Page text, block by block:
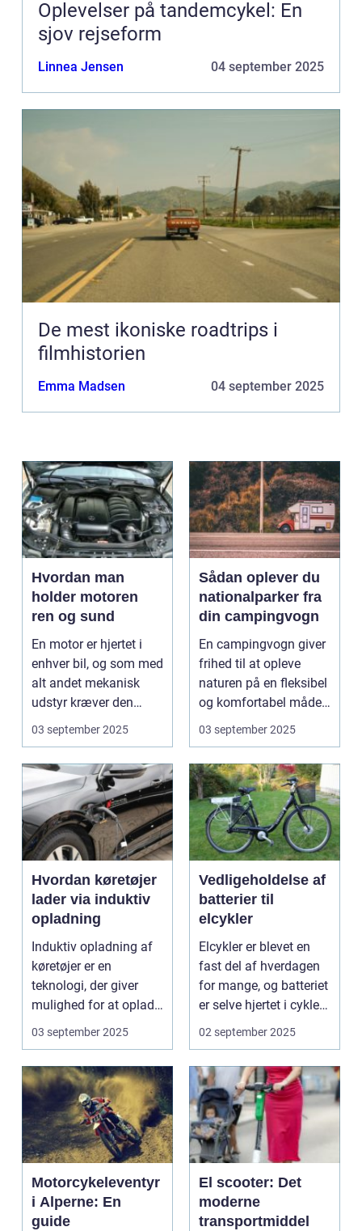
Oplevelser på tandemcykel: En
sjov rejseform
Linnea Jensen 04 september 2025
De mest ikoniske roadtrips i
filmhistorien
Emma Madsen 04 september 2025
Hvordan man
holder motoren
ren og sund
En motor er hjertet i
enhver bil, og som med
alt andet mekanisk
udstyr kræver den
omsorg for a...
03 september 2025
Sådan oplever du
nationalparker fra
din campingvogn
En campingvogn giver
frihed til at opleve
naturen på en fleksibel
og komfortabel måde.
N...
03 september 2025
Hvordan køretøjer
lader via induktiv
opladning
Induktiv opladning af
køretøjer er en
teknologi, der giver
mulighed for at oplade
uden...
03 september 2025
Vedligeholdelse af
batterier til
elcykler
Elcykler er blevet en
fast del af hverdagen
for mange, og batteriet
er selve hjertet i cyklen.
Et go...
02 september 2025
Motorcykeleventyr
i Alperne: En
guide
El scooter: Det
moderne
transportmiddel